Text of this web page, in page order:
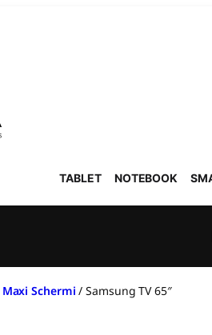
TABLET NOTEBOOK
Maxi Schermi /Samsung TV 65″